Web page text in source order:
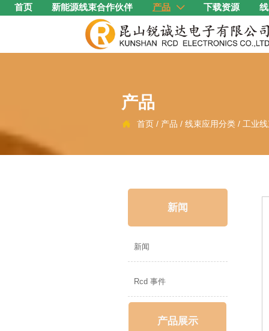
首页 新能源线束合作伙伴 产品  下载资源
产品
 首页 / 产品 /线束应用分类 / 工业
新闻
新闻
Rcd 事件
产品展示